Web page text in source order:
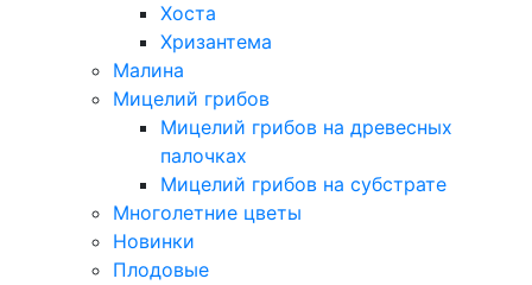
Хоста
Хризантема
Малина
Мицелий грибов
Мицелий грибов на древесных
палочках
Мицелий грибов на субстрате
Многолетние цветы
Новинки
Плодовые